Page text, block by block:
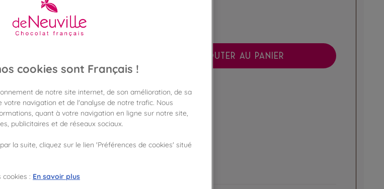
26,90 €
Poids 205g
AJOUTER AU PANIER
Disponible en boutique !
Vérifier la disponibilité en magasin
Frais de port offert
cookies sont Français !
de notre site internet, de son amélioration, de sa
votre navigation et de l'analyse de notre trafic. Nous
quant à votre navigation en ligne sur notre site,
publicitaires et de réseaux sociaux.
la suite, cliquez sur le lien 'Préférences de cookies' situé
cookies : En savoir plus